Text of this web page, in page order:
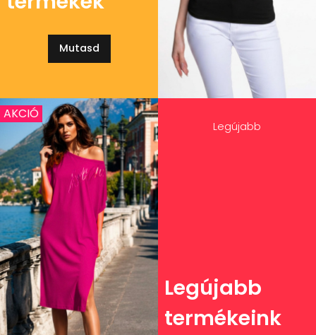
Mutasd
Legújabb
Legújabb
termékeink
AKCIÓ